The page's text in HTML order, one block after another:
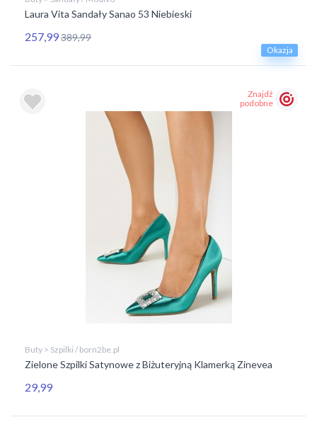
Okazja
Laura Vita Sandały Sanao 53 Niebieski
257,99389,99
Znajdź
podobne
Buty > Szpilki / born2be.pl
Zielone Szpilki Satynowe z Biżuteryjną Klamerką Zinevea
29,99